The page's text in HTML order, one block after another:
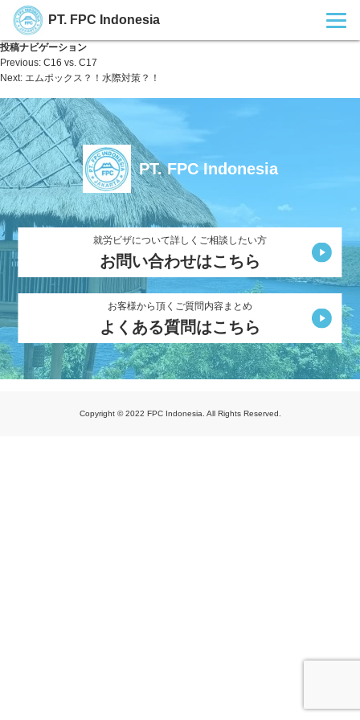
PT. FPC Indonesia
投稿ナビゲーション
Previous: C16 vs. C17
Next: エムポックス？！水際対策？！
PT. FPC Indonesia
就労ビザについて詳しくご相談したい方
お問い合わせはこちら
お客様から頂くご質問内容まとめ
よくある質問はこちら
Copyright © 2022 FPC Indonesia. All Rights Reserved.